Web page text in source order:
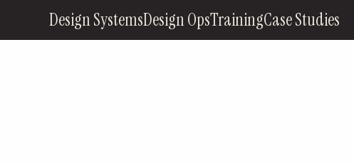
Design SystemsDesign OpsTrainingCase Studies